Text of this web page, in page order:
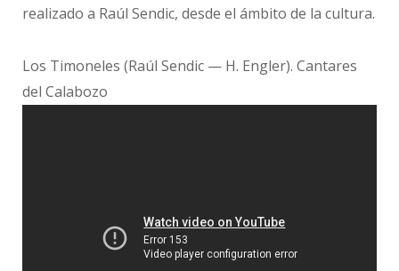
realizado a Raúl Sendic, desde el ámbito de la cultura.
Los Timoneles (Raúl Sendic — H. Engler). Cantares
del Calabozo